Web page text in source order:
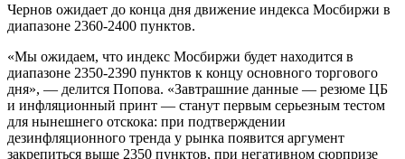
Чернов ожидает до конца дня движение индекса Мосбиржи в
диапазоне 2360-2400 пунктов.
«Мы ожидаем, что индекс Мосбиржи будет находится в
диапазоне 2350-2390 пунктов к концу основного торгового
дня», — делится Попова. «Завтрашние данные — резюме ЦБ
и инфляционный принт — станут первым серьезным тестом
для нынешнего отскока: при подтверждении
дезинфляционного тренда у рынка появится аргумент
закрепиться выше 2350 пунктов, при негативном сюрпризе